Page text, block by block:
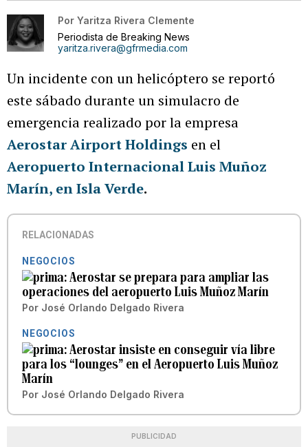
Por Yaritza Rivera Clemente
Periodista de Breaking News
yaritza.rivera@gfrmedia.com
Un incidente con un helicóptero se reportó
este sábado durante un simulacro de
emergencia realizado por la empresa
Aerostar Airport Holdings en el
Aeropuerto Internacional Luis Muñoz
Marín, en Isla Verde.
RELACIONADAS
NEGOCIOS
Aerostar se prepara para ampliar las
operaciones del aeropuerto Luis Muñoz Marín
Por José Orlando Delgado Rivera
NEGOCIOS
Aerostar insiste en conseguir vía libre
para los “lounges” en el Aeropuerto Luis Muñoz
Marín
Por José Orlando Delgado Rivera
PUBLICIDAD